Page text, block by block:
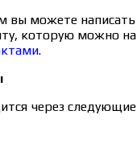
вы можете
которую можно
.
через